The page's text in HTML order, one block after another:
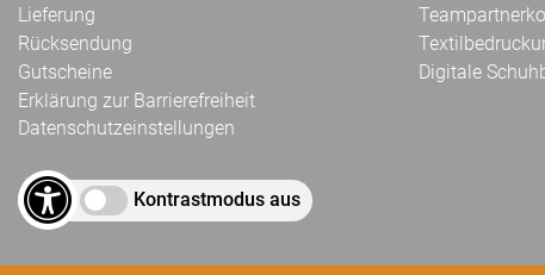
Lieferung
Rücksendung
Gutscheine
Erklärung zur Barrierefreiheit
Datenschutzeinstellungen
Kontrastmodus aus
Digitale